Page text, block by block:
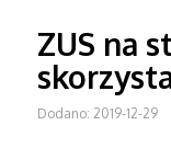
ZUS na
Dodano: 2019-12-29